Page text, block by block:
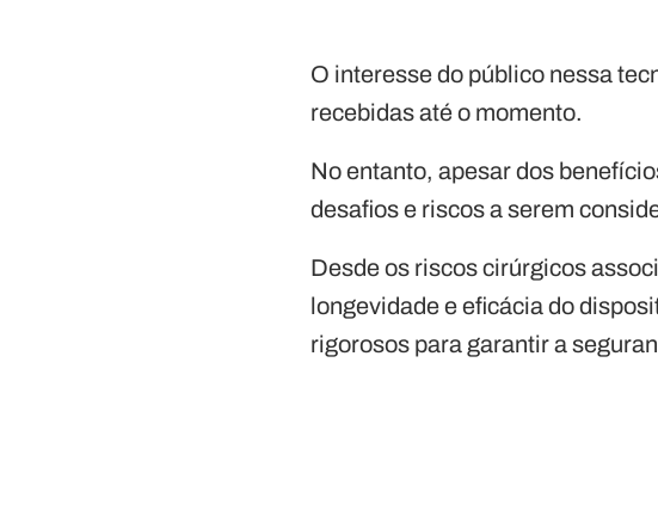
O interesse do público nessa
recebidas até o momento.
No entanto, apesar dos
desafios e riscos a serem
Desde os riscos cirúrgicos
longevidade e eficácia do
rigorosos para garantir a